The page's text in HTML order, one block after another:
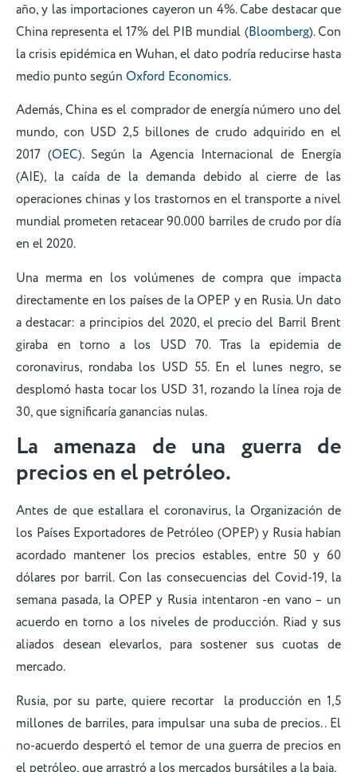
año, y las importaciones cayeron un 4%. Cabe destacar que
China representa el 17% del PIB mundial (Bloomberg). Con
la crisis epidémica en Wuhan, el dato podría reducirse hasta
medio punto según Oxford Economics.
Además, China es el comprador de energía número uno del
mundo, con USD 2,5 billones de crudo adquirido en el
2017 (OEC). Según la Agencia Internacional de Energía
(AIE), la caída de la demanda debido al cierre de las
operaciones chinas y los trastornos en el transporte a nivel
mundial prometen retacear 90.000 barriles de crudo por día
en el 2020.
Una merma en los volúmenes de compra que impacta
directamente en los países de la OPEP y en Rusia. Un dato
a destacar: a principios del 2020, el precio del Barril Brent
giraba en torno a los USD 70. Tras la epidemia de
coronavirus, rondaba los USD 55. En el lunes negro, se
desplomó hasta tocar los USD 31, rozando la línea roja de
30, que significaría ganancias nulas.
La amenaza de una guerra de
precios en el petróleo.
Antes de que estallara el coronavirus, la Organización de
los Países Exportadores de Petróleo (OPEP) y Rusia habían
acordado mantener los precios estables, entre 50 y 60
dólares por barril. Con las consecuencias del Covid-19, la
semana pasada, la OPEP y Rusia intentaron -en vano – un
acuerdo en torno a los niveles de producción. Riad y sus
aliados desean elevarlos, para sostener sus cuotas de
mercado.
Rusia, por su parte, quiere recortar la producción en 1,5
millones de barriles, para impulsar una suba de precios.. El
no-acuerdo despertó el temor de una guerra de precios en
el petróleo, que arrastró a los mercados bursátiles a la baja.